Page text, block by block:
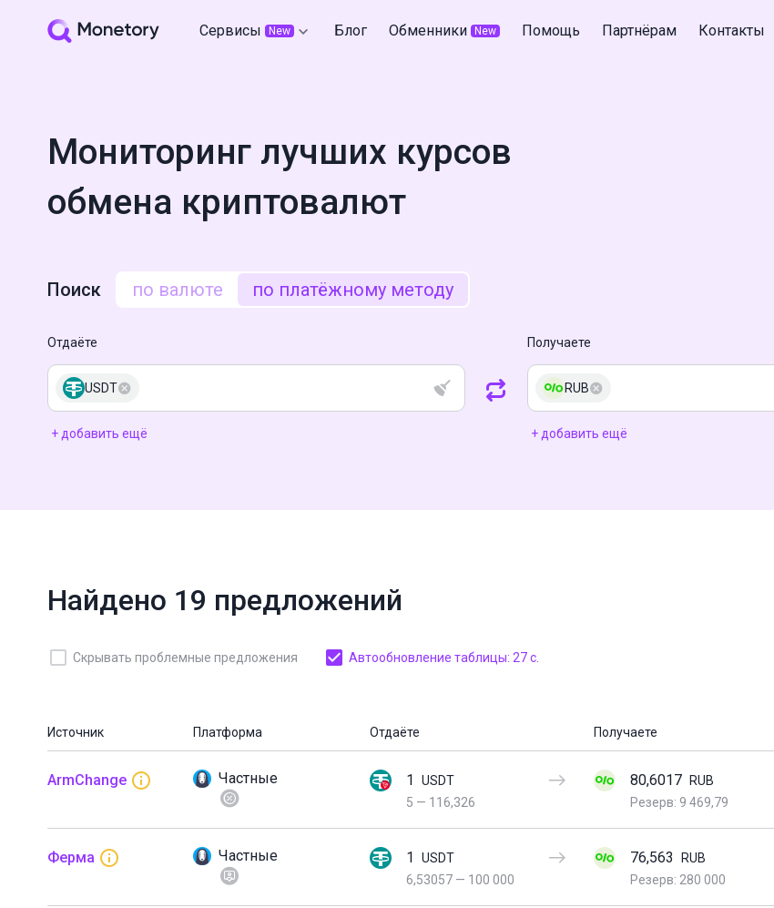
Сервисы New Блог Обменники New Помощь Партнёрам Контакты
Мониторинг лучших курсов
обмена криптовалют
Поиск по валюте по платёжному методу
Отдаёте
USDT
+ добавить ещё
Получаете
RUB
+ добавить ещё
Найдено 19 предложений
Скрывать проблемные предложения Автообновление таблицы: 27 с.
Источник Платформа Отдаёте Получаете
ArmChange Частные 1
USDT
5 — 116,326
80,6017
RUB
Резерв: 9 469,79
Ферма Частные 1
USDT
6,53057 — 100 000
76,563
RUB
Резерв: 280 000